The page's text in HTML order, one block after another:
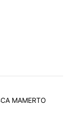
MAMERTO